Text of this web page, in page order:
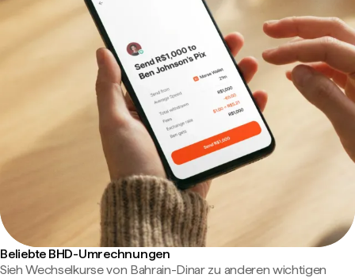
Beliebte BHD-Umrechnungen
Sieh Wechselkurse von Bahrain-Dinar zu anderen wichtigen